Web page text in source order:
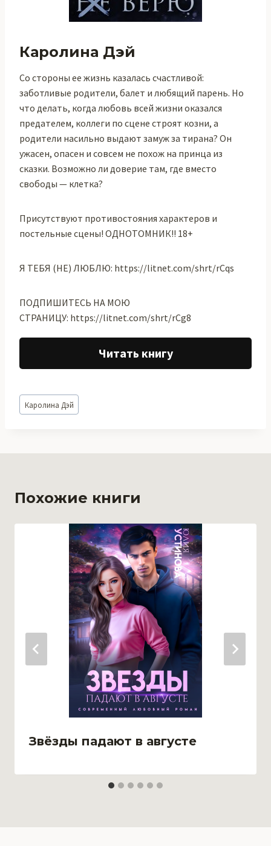
Каролина Дэй
Со стороны ее жизнь казалась счастливой:
заботливые родители, балет и любящий парень. Но
что делать, когда любовь всей жизни оказался
предателем, коллеги по сцене строят козни, а
родители насильно выдают замуж за тирана? Он
ужасен, опасен и совсем не похож на принца из
сказки. Возможно ли доверие там, где вместо
свободы — клетка?
Присутствуют противостояния характеров и
постельные сцены! ОДНОТОМНИК!! 18+
Я ТЕБЯ (НЕ) ЛЮБЛЮ: https://litnet.com/shrt/rCqs
ПОДПИШИТЕСЬ НА МОЮ
СТРАНИЦУ: https://litnet.com/shrt/rCg8
Читать книгу
Метки
записи:
Каролина Дэй
Похожие книги
Звёзды падают в августе